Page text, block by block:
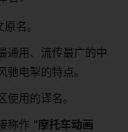
名。
通用、流传最广的中
电掣的特点。
使用的译名。
称作 “摩托车动画